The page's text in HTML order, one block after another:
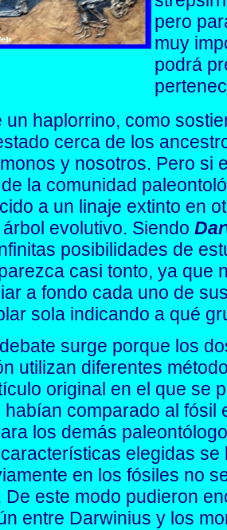
pero
muy
podrá
un haplorrino, como
cerca de los
y nosotros. Pero si
la comunidad
a un linaje extinto en
evolutivo. Siendo
posibilidades de
casi tonto, ya que
a fondo cada uno de
sola indicando a qué
surge porque los
utilizan diferentes
original en el que se
habían comparado al fósil
los demás
elegidas
en los fósiles no
De este modo pudieron
entre Darwinius y los